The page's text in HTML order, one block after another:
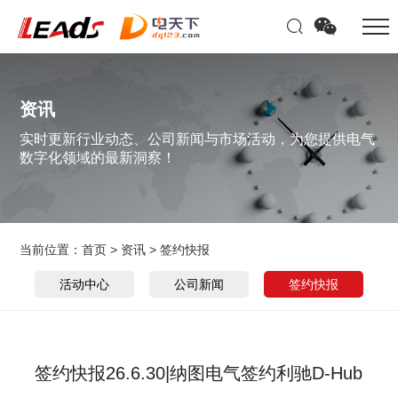
资讯
实时更新行业动态、公司新闻与市场活动，为您提供电气
数字化领域的最新洞察！
当前位置：首页 > 资讯 >签约快报
活动中心 公司新闻 签约快报
签约快报26.6.30|纳图电气签约利驰D-Hub